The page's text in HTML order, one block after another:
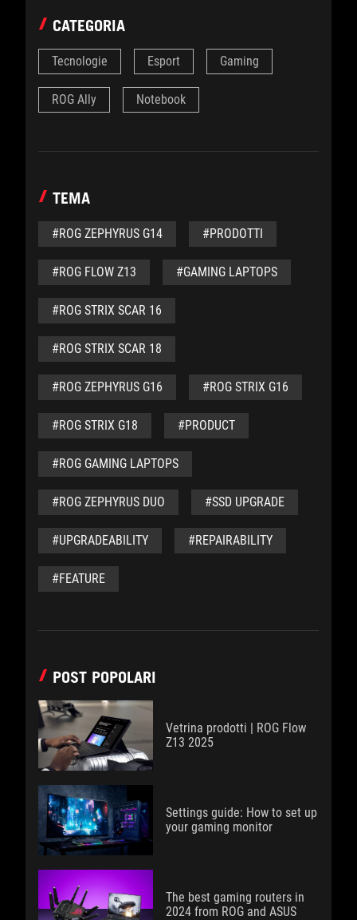
CATEGORIA
Tecnologie Esport Gaming
ROG Ally Notebook
TEMA
#ROG ZEPHYRUS G14 #PRODOTTI
#ROG FLOW Z13 #GAMING LAPTOPS
#ROG STRIX SCAR 16
#ROG STRIX SCAR 18
#ROG ZEPHYRUS G16 #ROG STRIX G16
#ROG STRIX G18 #PRODUCT
#ROG GAMING LAPTOPS
#ROG ZEPHYRUS DUO #SSD UPGRADE
#UPGRADEABILITY #REPAIRABILITY
#FEATURE
POST POPOLARI
Vetrina prodotti | ROG Flow
Z13 2025
Settings guide: How to set up
your gaming monitor
The best gaming routers in
2024 from ROG and ASUS